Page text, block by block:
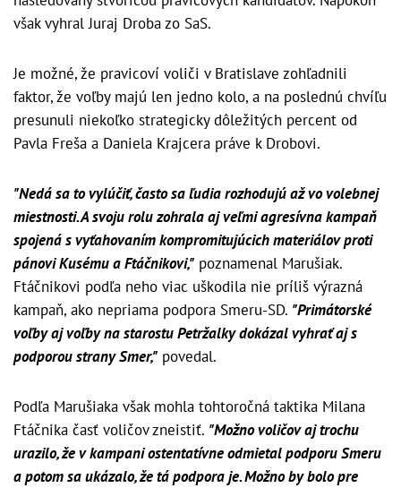
však vyhral Juraj Droba zo SaS.
Je možné, že pravicoví voliči v Bratislave zohľadnili
faktor, že voľby majú len jedno kolo, a na poslednú chvíľu
presunuli niekoľko strategicky dôležitých percent od
Pavla Freša a Daniela Krajcera práve k Drobovi.
"Nedá sa to vylúčiť, často sa ľudia rozhodujú až vo volebnej
miestnosti. A svoju rolu zohrala aj veľmi agresívna kampaň
spojená s vyťahovaním kompromitujúcich materiálov proti
pánovi Kusému a Ftáčnikovi," poznamenal Marušiak.
Ftáčnikovi podľa neho viac uškodila nie príliš výrazná
kampaň, ako nepriama podpora Smeru-SD. "Primátorské
voľby aj voľby na starostu Petržalky dokázal vyhrať aj s
podporou strany Smer," povedal.
Podľa Marušiaka však mohla tohtoročná taktika Milana
Ftáčnika časť voličov zneistiť. "Možno voličov aj trochu
urazilo, že v kampani ostentatívne odmietal podporu Smeru
a potom sa ukázalo, že tá podpora je. Možno by bolo pre